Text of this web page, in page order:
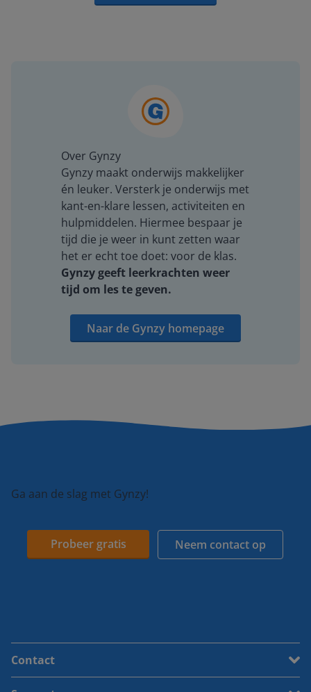
Over Gynzy
Gynzy maakt onderwijs makkelijker
én leuker. Versterk je onderwijs met
kant-en-klare lessen, activiteiten en
hulpmiddelen. Hiermee bespaar je
tijd die je weer in kunt zetten waar
het er echt toe doet: voor de klas.
Gynzy geeft leerkrachten weer
tijd om les te geven.
Naar de Gynzy homepage
Ga aan de slag met Gynzy!
Probeer gratis Neem contact op
Contact